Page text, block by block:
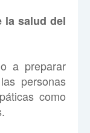
la salud del
a preparar
personas
como